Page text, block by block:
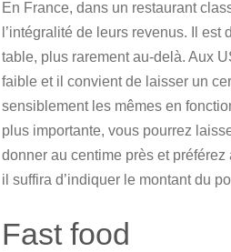
En France, dans un restaurant
l’intégralité de leurs revenus. Il
table, plus rarement au-delà. Aux
faible et il convient de laisser un
sensiblement les mêmes en
plus importante, vous pourrez
donner au centime près et
il suffira d’indiquer le montant du
Fast food